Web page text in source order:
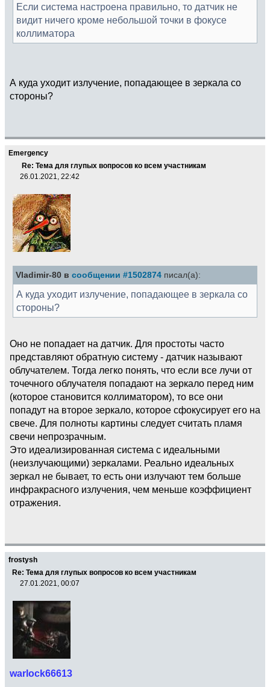
Если система настроена правильно, то датчик не
видит ничего кроме небольшой точки в фокусе
коллиматора
А куда уходит излучение, попадающее в зеркала со
стороны?
Emergency
Re: Тема для глупых вопросов ко всем участникам
26.01.2021, 22:42
Vladimir-80 в сообщении #1502874 писал(а):
А куда уходит излучение, попадающее в зеркала со
стороны?
Оно не попадает на датчик. Для простоты часто
представляют обратную систему - датчик называют
облучателем. Тогда легко понять, что если все лучи от
точечного облучателя попадают на зеркало перед ним
(которое становится коллиматором), то все они
попадут на второе зеркало, которое сфокусирует его на
свече. Для полноты картины следует считать пламя
свечи непрозрачным.
Это идеализированная система с идеальными
(неизлучающими) зеркалами. Реально идеальных
зеркал не бывает, то есть они излучают тем больше
инфракрасного излучения, чем меньше коэффициент
отражения.
frostysh
Re: Тема для глупых вопросов ко всем участникам
27.01.2021, 00:07
warlock66613